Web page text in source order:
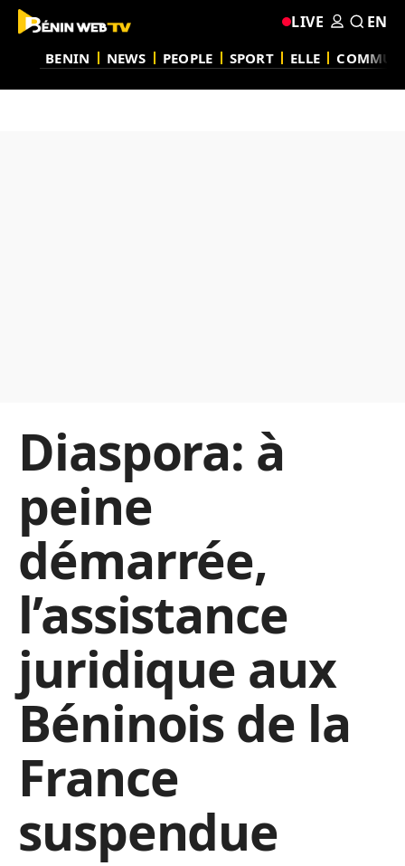
BENIN NEWS PEOPLE SPORT ELLE
LIVE EN
Diaspora: à
peine
démarrée,
l’assistance
juridique aux
Béninois de la
France
suspendue